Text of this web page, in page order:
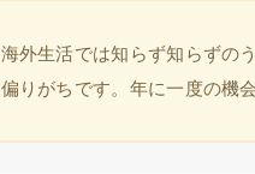
海外生活では知らず知らずの
偏りがちです。年に一度の機